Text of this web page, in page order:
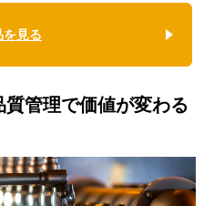
を見る
質管理で価値が変わる